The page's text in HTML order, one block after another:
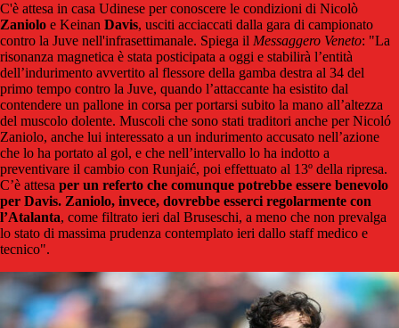
C'è attesa in casa Udinese per conoscere le condizioni di Nicolò
Zaniolo e Keinan Davis, usciti acciaccati dalla gara di campionato
contro la Juve nell'infrasettimanale. Spiega il Messaggero Veneto: "La
risonanza magnetica è stata posticipata a oggi e stabilirà l’entità
dell’indurimento avvertito al flessore della gamba destra al 34 del
primo tempo contro la Juve, quando l’attaccante ha esistito dal
contendere un pallone in corsa per portarsi subito la mano all’altezza
del muscolo dolente. Muscoli che sono stati traditori anche per Nicoló
Zaniolo, anche lui interessato a un indurimento accusato nell’azione
che lo ha portato al gol, e che nell’intervallo lo ha indotto a
preventivare il cambio con Runjaić, poi effettuato al 13º della ripresa.
C’è attesa per un referto che comunque potrebbe essere benevolo
per Davis. Zaniolo, invece, dovrebbe esserci regolarmente con
l’Atalanta, come filtrato ieri dal Bruseschi, a meno che non prevalga
lo stato di massima prudenza contemplato ieri dallo staff medico e
tecnico".